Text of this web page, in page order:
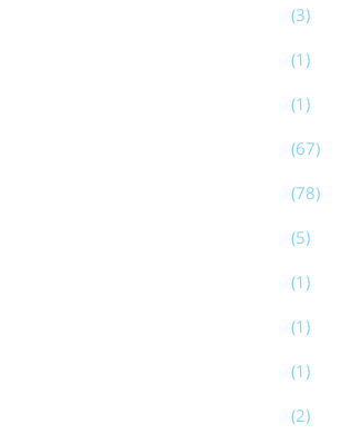
(3)
(1)
(1)
(67)
(78)
(5)
(1)
(1)
(1)
(2)